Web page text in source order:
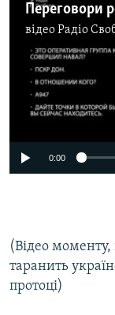
відеоРадіо
No
0:00
(Відео моменту,
таранить
протоці)